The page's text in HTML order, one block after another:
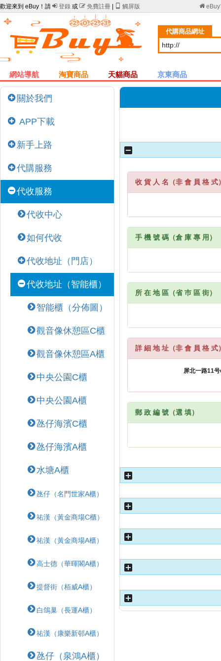
歡迎來到 eBuy！請  登錄 或  免費註冊 觸屏版 eBuy
代購商品網址
網站導航 淘寶商品 天貓商品 京東商品
關於我們
APP下載
新手上路
代購服務
代收服務
代收中心
如何代收
代收地址（門店）
代收地址（智能櫃）
智能櫃（分佈圖）
觀音像休憩區C櫃
觀音像休憩區A櫃
中央公園C櫃
中央公園A櫃
氹仔海濱C櫃
氹仔海濱A櫃
水塘A櫃
氹仔（名門世家A櫃）
祐漢（黃金商場C櫃）
祐漢（黃金商場A櫃）
高士德（華暉閣A櫃）
提督街（栢威A櫃）
白鴿巢（長運A櫃）
祐漢（康樂新邨A櫃）
氹仔（泉鴻A櫃）
收 貨 人 名（非 會 員 格 式
手 機 號 碼（倉 庫 專 用）
所 在 地 區（省 巿 區 街）
詳 細 地 址（非 會 員 格 式
郵 政 編 號（選 填）